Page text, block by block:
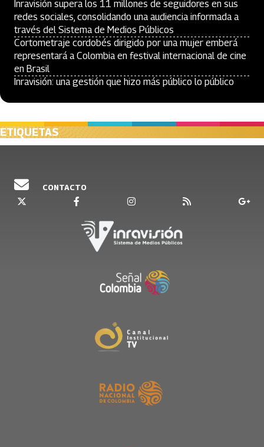
Inravisión supera los 11 millones de seguidores en sus
redes sociales, consolidando una audiencia informada a
través del Sistema de Medios Públicos
Cortometraje cordobés dirigido por una mujer emberá
representará a Colombia en festival internacional de cine
en Brasil
Inravisión: una gestión que hizo más público lo público
ETIQUETAS
CONTACTO